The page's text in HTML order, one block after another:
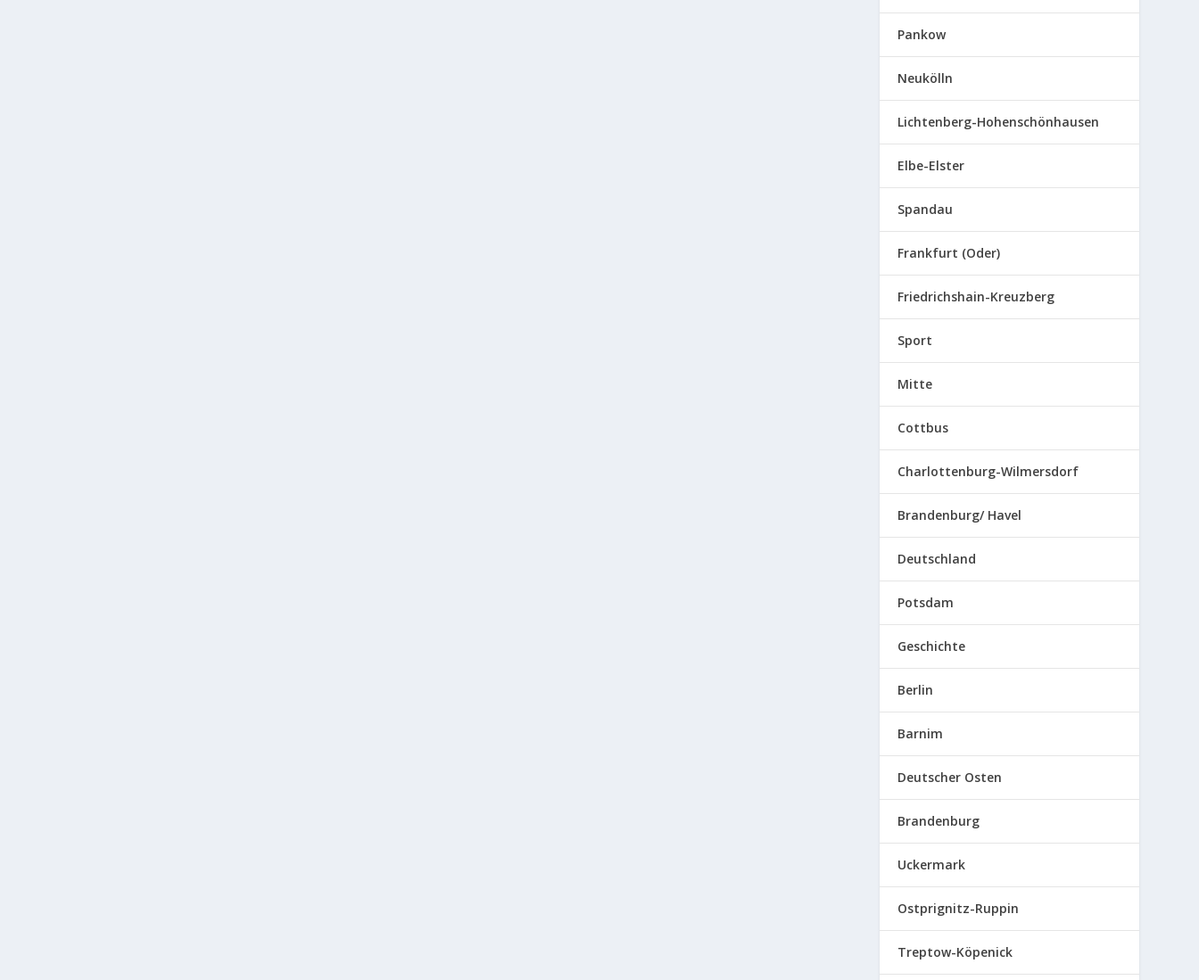
Pankow
Neukölln
Lichtenberg-Hohenschönhausen
Elbe-Elster
Spandau
Frankfurt (Oder)
Friedrichshain-Kreuzberg
Sport
Mitte
Cottbus
Charlottenburg-Wilmersdorf
Brandenburg/ Havel
Deutschland
Potsdam
Geschichte
Berlin
Barnim
Deutscher Osten
Brandenburg
Uckermark
Ostprignitz-Ruppin
Treptow-Köpenick